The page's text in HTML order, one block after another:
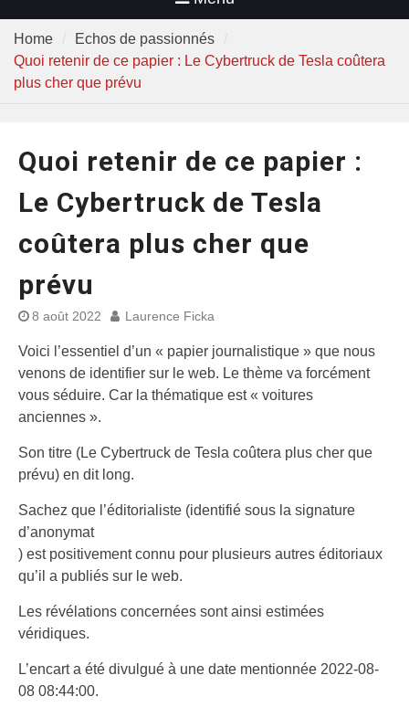
Home
Echos de passionnés
Quoi retenir de ce papier : Le Cybertruck de Tesla coûtera
plus cher que prévu
Quoi retenir de ce papier :
Le Cybertruck de Tesla
coûtera plus cher que
prévu
8 août 2022 Laurence Ficka
Voici l’essentiel d’un « papier journalistique » que nous
venons de identifier sur le web. Le thème va forcément
vous séduire. Car la thématique est « voitures
anciennes ».
Son titre (Le Cybertruck de Tesla coûtera plus cher que
prévu) en dit long.
Sachez que l’éditorialiste (identifié sous la signature
d’anonymat
) est positivement connu pour plusieurs autres éditoriaux
qu’il a publiés sur le web.
Les révélations concernées sont ainsi estimées
véridiques.
L’encart a été divulgué à une date mentionnée 2022-08-
08 08:44:00.